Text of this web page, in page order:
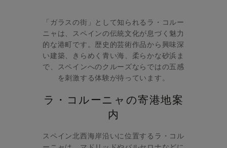
「ガラスの街」として知られるラ・コルー
ニャは、スペインの伝統文化が息づく魅力
的な港町です。歴史的芸術作品から興味深
い建築、きらめく青い海、柔らかな砂浜ま
で、スペインへのクルーズならではの五感
を刺激する体験が待っています。
ラ・コルーニャの寄港地案
内
スペイン北西海岸沿いに位置するラ・コル